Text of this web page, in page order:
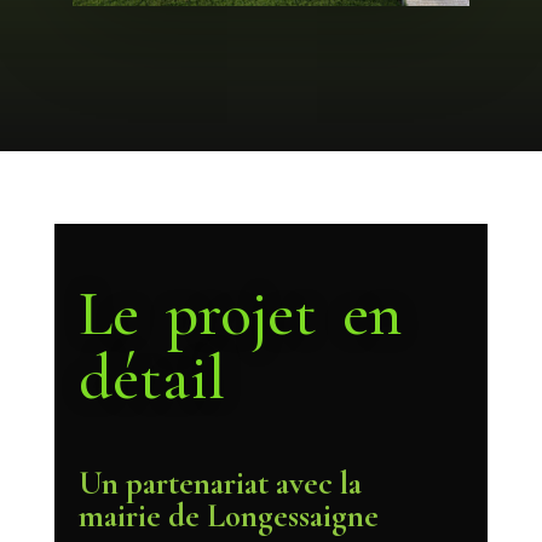
Le projet en
détail
Un partenariat avec la
mairie de Longessaigne